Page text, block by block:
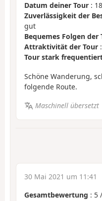
Datum deiner Tour :
Zuverlässigkeit der
gut
Bequemes Folgen der
Attraktivität der Tour
Tour stark
Schöne Wanderung,
folgende Route.
Maschinell übersetzt
30 Mai 2021 um 11:41
Gesamtbewertung : 5 /